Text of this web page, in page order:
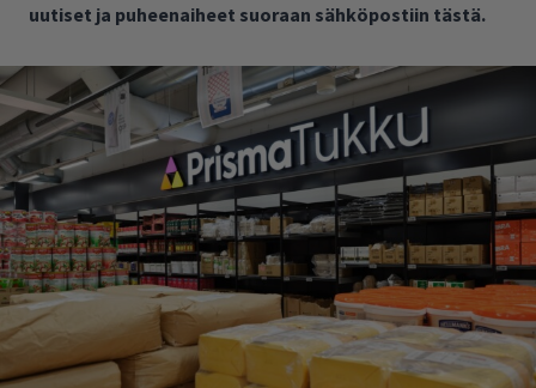
uutiset ja puheenaiheet suoraan sähköpostiin tästä.